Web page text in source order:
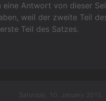
eine Antwort von dieser
weil der zweite Teil
Teil des Satzes.